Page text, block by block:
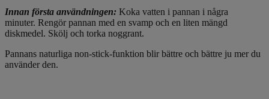
Innan första användningen: Koka vatten i pannan i några
minuter. Rengör pannan med en svamp och en liten mängd
diskmedel. Skölj och torka noggrant.
Pannans naturliga non-stick-funktion blir bättre och bättre ju mer du
använder den.